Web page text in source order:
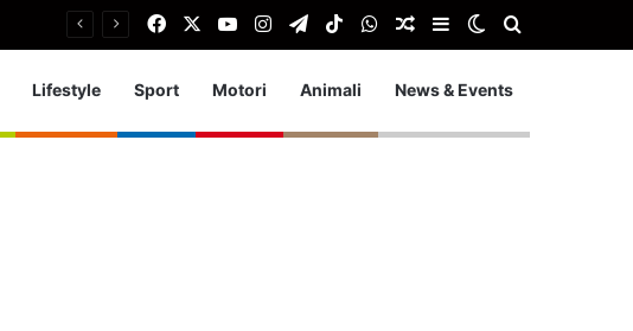
FacebookYou TubeInstagram
TelegramTikTokWhatsApp
Articolo Random
Barra laterale
Cambia aspetto
Lifestyle Sport Motori Animali News & Events